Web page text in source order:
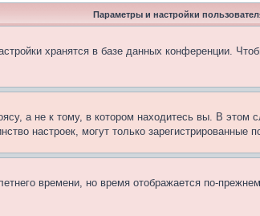
Параметры и настройки
хранятся в базе данных конференции.
а не к тому, в котором находитесь вы. В этом
настроек, могут только
времени, но время отображается по-